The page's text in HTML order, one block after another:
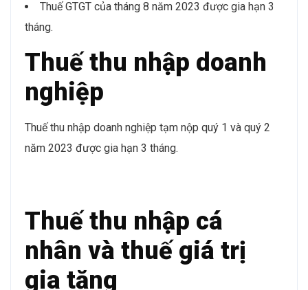
Thuế GTGT của tháng 8 năm 2023 được gia hạn 3
tháng.
Thuế thu nhập doanh
nghiệp
Thuế thu nhập doanh nghiệp tạm nộp quý 1 và quý 2
năm 2023 được gia hạn 3 tháng.
Thuế thu nhập cá
nhân và thuế giá trị
gia tăng